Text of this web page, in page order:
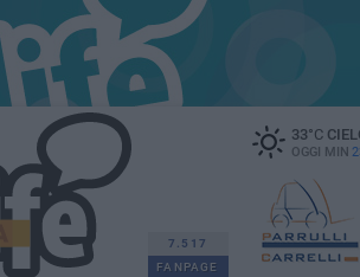
7.517
FANPAGE
33°C
OGGI MIN